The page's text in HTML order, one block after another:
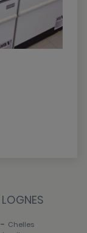
- Chelles